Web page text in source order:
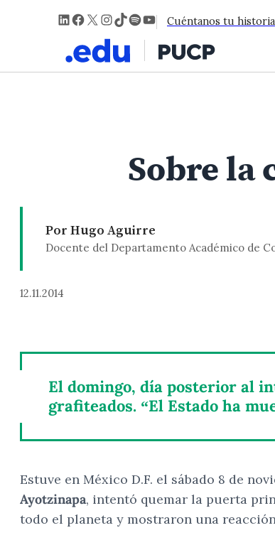
LinkedIn
Facebook
X Instagram
TikTok
Spotify
YouTube
Cuéntanos tu historia
Sobre la
Por Hugo Aguirre
Docente del Departamento Académico de
12.11.2014
El domingo, día posterior al
grafiteados. “El Estado ha
Estuve en México D.F. el sábado 8 de
Ayotzinapa, intentó quemar la puerta
todo el planeta y mostraron una